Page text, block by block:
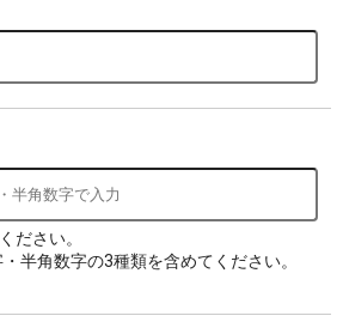
ださい。
半角数字の3種類を含めてください。